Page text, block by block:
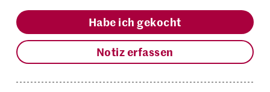
Habe ich gekocht
Notiz erfassen